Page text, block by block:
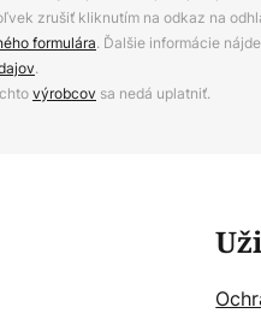
zrušiť kliknutím na odkaz na
formulára. Ďalšie informácie
.
výrobcov sa nedá uplatniť.